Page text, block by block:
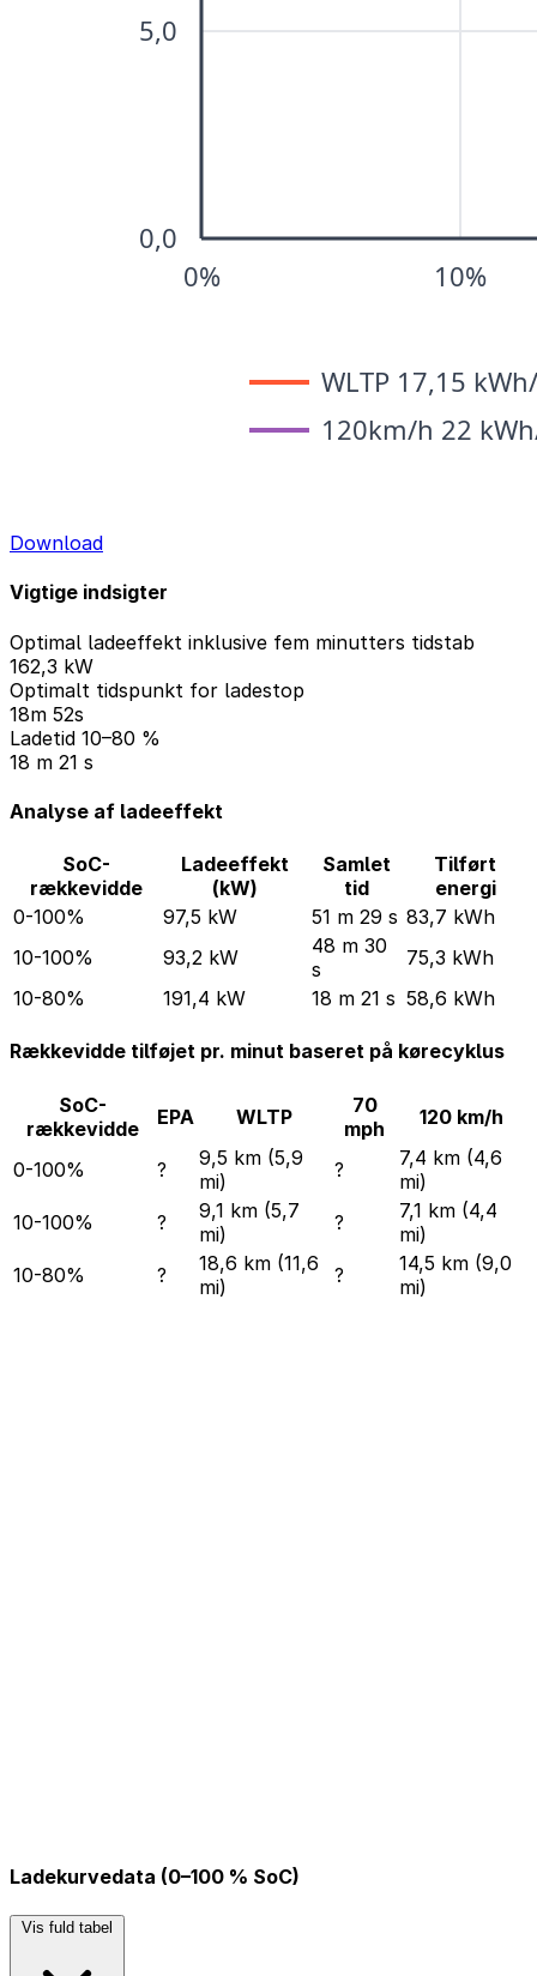
Download
Vigtige indsigter
Optimal ladeeffekt inklusive fem minutters tidstab
162,3 kW
Optimalt tidspunkt for ladestop
18m 52s
Ladetid 10–80 %
18 m 21 s
Analyse af ladeeffekt
SoC-
rækkevidde
Ladeeffekt
(kW)
Samlet
tid
Tilført
energi
0-100%
97,5 kW 51 m 29 s 83,7 kWh
10-100%
93,2 kW
48 m 30
s
75,3 kWh
10-80%
191,4 kW 18 m 21 s 58,6 kWh
Rækkevidde tilføjet pr. minut baseret på kørecyklus
SoC-
rækkevidde
EPA WLTP
70
mph
120 km/h
0-100% ?
9,5 km (5,9
mi)
?
7,4 km (4,6
mi)
10-100%
?
9,1 km (5,7
mi)
?
7,1 km (4,4
mi)
10-80%
?
18,6 km (11,6
mi)
?
14,5 km (9,0
mi)
Ladekurvedata (0–100 % SoC)
Vis fuld tabel